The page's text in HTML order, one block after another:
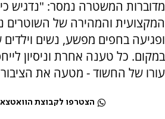
מדוברות המשטרה נמסר: "נדגיש
המקצועית והמהירה של השוטרים
ופגיעה בחפים מפשע, נשים
במקום. כל טענה אחרת וניסיון
עורו של החשוד - מטעה את
הצטרפו לקבוצת